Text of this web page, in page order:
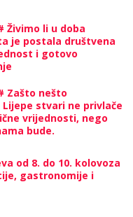
Živimo li u doba
je postala društvena
i gotovo
Zašto nešto
stvari ne privlače
vrijednosti, nego
bude.
od 8. do 10. kolovoza
gastronomije i